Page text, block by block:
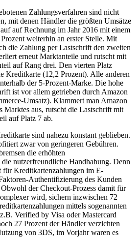
Zahlungsverfahren sind nicht
mit denen Händler die größten Umsätze
auf Rechnung im Jahr 2016 mit einem
weiterhin an erster Stelle. Mit
die Zahlung per Lastschrift den zweiten
erneut Marktanteile und rutscht mit
auf Rang drei. Den vierten Platz
Kreditkarte (12,2 Prozent). Alle anderen
der 5-Prozent-Marke. Die hohe
ist vor allem getrieben durch Amazon
Umsatz). Klammert man Amazon
Marktes aus, rutscht die Lastschrift mit
auf Platz 7 ab.
sind nahezu konstant geblieben.
zwar von geringeren Gebühren.
die erhöhten
nutzerfreundliche Handhabung. Denn
für Kreditkartenzahlungen im E-
Authentifizierung des Kunden
der Checkout-Prozess damit für
wird, sichern inzwischen 72
mittels sogenannten
Verified by Visa oder Mastercard
27 Prozent der Händler verzichten
von 3DS, im Vorjahr waren es